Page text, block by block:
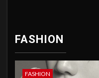
FASHION
FASHION